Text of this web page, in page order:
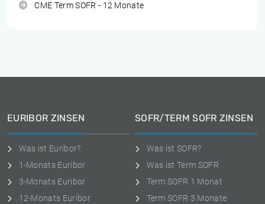
CME Term SOFR - 12 Monate
EURIBOR ZINSEN
Was ist Euribor?
1-Monats Euribor
3-Monats Euribor
12-Monats Euribor
SOFR/TERM SOFR ZINSEN
Was ist SOFR?
Was ist Term SOFR
Term SOFR 1 Monat
Term SOFR 3 Monate